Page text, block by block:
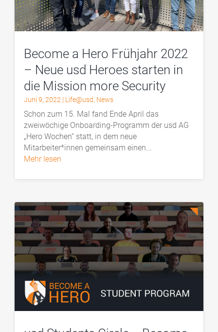
Become a Hero Frühjahr 2022
– Neue usd Heroes starten in
die Mission more Security
Juni 9, 2022 | Life@usd, News
Schon zum 15. Mal fand Ende April das
zweiwöchige Onboarding-Programm der usd AG
„Hero Wochen“ statt, in dem neue
Mitarbeiter*innen gemeinsam einen...
mehr lesen